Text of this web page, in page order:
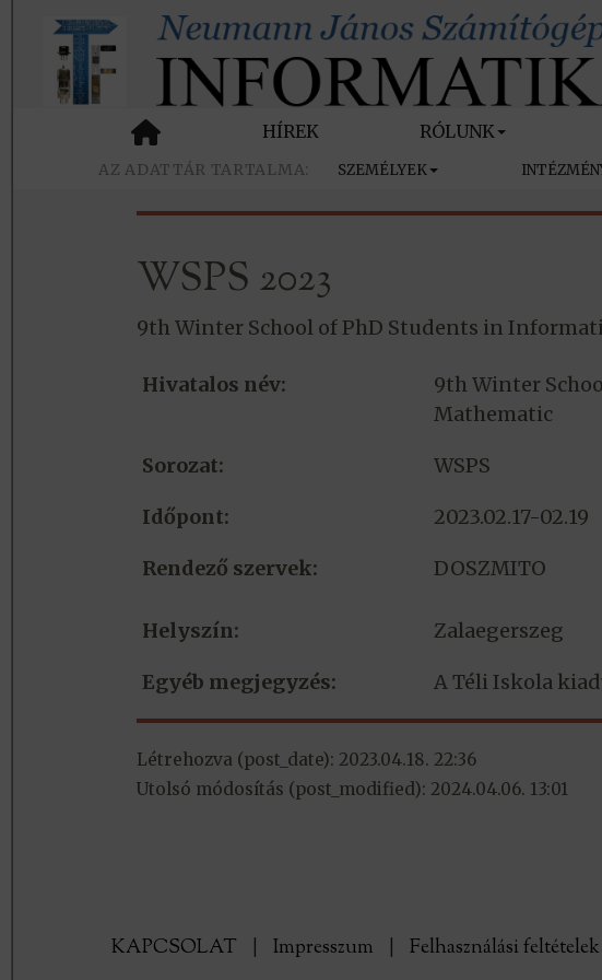
HÍREK RÓLUNK
SZEMÉLYEK
WSPS 2023
9th Winter School of PhD Students in
Hivatalos név:
9th Winter
Mathematic
Sorozat: WSPS
Időpont: 2023.02.17-02.19
Rendező szervek: DOSZMITO
Helyszín: Zalaegerszeg
Egyéb megjegyzés: A Téli Iskola
Létrehozva (post_date): 2023.04.18. 22:36
Utolsó módosítás (post_modified): 2024.04.06. 13:01
KAPCSOLAT Impresszum Felhasználási feltételek